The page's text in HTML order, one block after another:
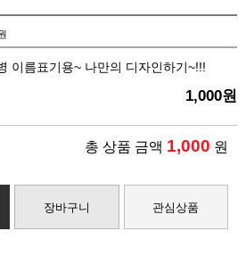
이름표기용~ 나만의 디자인하기~!!!
1,000원
총 상품 금액 1,000 원
장바구니 관심상품